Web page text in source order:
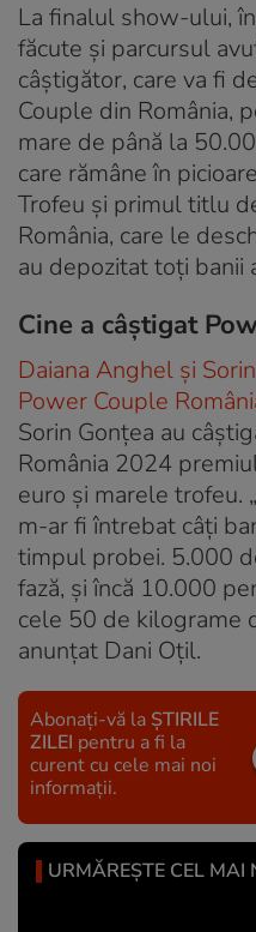
La finalul show-ului,
făcute și parcursul
câștigător, care va fi
Couple din România,
mare de până la
care rămâne în
Trofeu și primul titlu
România, care le
au depozitat toți banii
Cine a câștigat
Daiana Anghel și
Power Couple
Sorin Gonțea au
România 2024
euro și marele trofeu.
m-ar fi întrebat câți
timpul probei. 5.000
fază, și încă 10.000
cele 50 de kilograme
anunțat Dani Oțil.
Abonați-vă la ȘTIRILE
ZILEI pentru a fi la
curent cu cele mai noi
informații.
URMĂREȘTE CEL MAI